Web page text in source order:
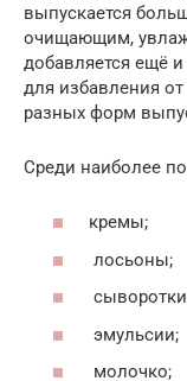
выпускается
очищающим,
добавляется ещё
для избавления
разных форм
Среди наиболее
кремы;
лосьоны;
эмульсии;
молочко;